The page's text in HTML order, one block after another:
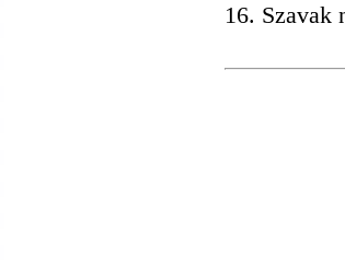
16. Szavak